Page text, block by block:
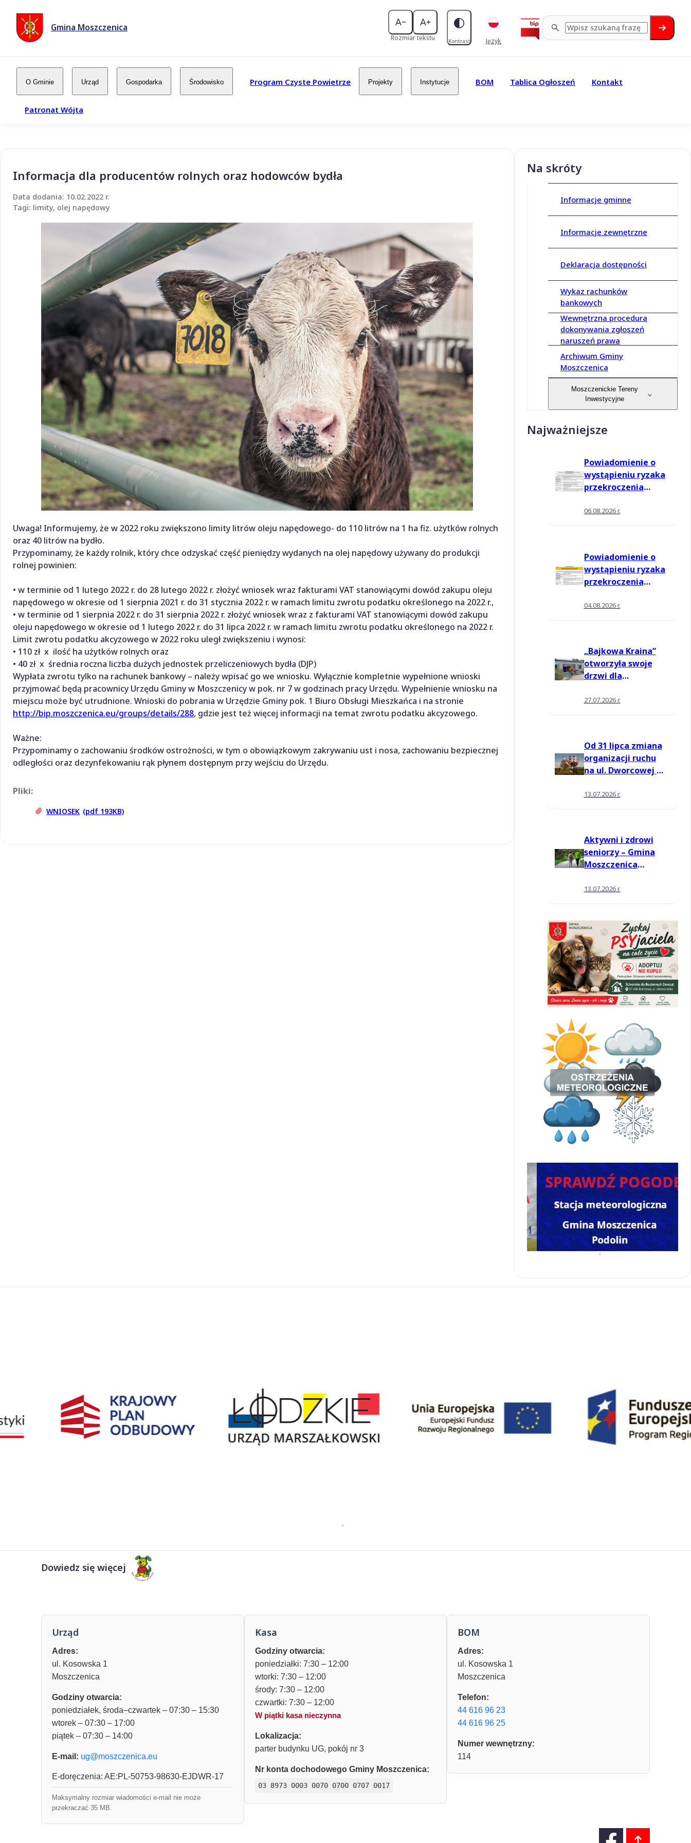
Gmina Moszczenica
Rozmiar tekstu Kontrast Język
O Gminie Urząd Gospodarka Środowisko Program Czyste Powietrze Projekty Instytucje BOM Tablica Ogłoszeń Kontakt
Patronat Wójta
Informacja dla producentów rolnych oraz hodowców bydła
Data dodania: 10.02.2022 r.
Tagi: limity, olej napędowy
Uwaga! Informujemy, że w 2022 roku zwiększono limity litrów oleju napędowego- do 110 litrów na 1 ha fiz. użytków rolnych
oraz 40 litrów na bydło.
Przypominamy, że każdy rolnik, który chce odzyskać część pieniędzy wydanych na olej napędowy używany do produkcji
rolnej powinien:
• w terminie od 1 lutego 2022 r. do 28 lutego 2022 r. złożyć wniosek wraz fakturami VAT stanowiącymi dowód zakupu oleju
napędowego w okresie od 1 sierpnia 2021 r. do 31 stycznia 2022 r. w ramach limitu zwrotu podatku określonego na 2022 r.,
• w terminie od 1 sierpnia 2022 r. do 31 sierpnia 2022 r. złożyć wniosek wraz z fakturami VAT stanowiącymi dowód zakupu
oleju napędowego w okresie od 1 lutego 2022 r. do 31 lipca 2022 r. w ramach limitu zwrotu podatku określonego na 2022 r.
Limit zwrotu podatku akcyzowego w 2022 roku uległ zwiększeniu i wynosi:
• 110 zł x ilość ha użytków rolnych oraz
• 40 zł x średnia roczna liczba dużych jednostek przeliczeniowych bydła (DJP)
Wypłata zwrotu tylko na rachunek bankowy – należy wpisać go we wniosku. Wyłącznie kompletnie wypełnione wnioski
przyjmować będą pracownicy Urzędu Gminy w Moszczenicy w pok. nr 7 w godzinach pracy Urzędu. Wypełnienie wniosku na
miejscu może być utrudnione. Wnioski do pobrania w Urzędzie Gminy pok. 1 Biuro Obsługi Mieszkańca i na stronie
http://bip.moszczenica.eu/groups/details/288, gdzie jest też więcej informacji na temat zwrotu podatku akcyzowego.
Ważne:
Przypominamy o zachowaniu środków ostrożności, w tym o obowiązkowym zakrywaniu ust i nosa, zachowaniu bezpiecznej
odległości oraz dezynfekowaniu rąk płynem dostępnym przy wejściu do Urzędu.
Pliki:
WNIOSEK (pdf 193KB)
Na skróty
Informacje gminne
Informacje zewnętrzne
Deklaracja dostępności
Wykaz rachunków
bankowych
Wewnętrzna procedura
dokonywania zgłoszeń
naruszeń prawa
Archiwum Gminy
Moszczenica
Moszczenickie Tereny
Inwestycyjne
Najważniejsze
Powiadomienie o
wystąpieniu ryzaka
przekroczenia
informowania dla
06.08.2026 r.
Powiadomienie o
wystąpieniu ryzaka
przekroczenia
informowania dla
04.08.2026 r.
„Bajkowa Kraina”
otworzyła swoje
drzwi dla
27.07.2026 r.
Od 31 lipca zmiana
organizacji ruchu
na ul. Dworcowej w
13.07.2026 r.
Aktywni i zdrowi
seniorzy – Gmina
Moszczenica
na nowe zajęcia
13.07.2026 r.
Dowiedz się więcej
Urząd
Adres:
ul. Kosowska 1
Moszczenica
Godziny otwarcia:
poniedziałek, środa–czwartek – 07:30 – 15:30
wtorek – 07:30 – 17:00
piątek – 07:30 – 14:00
E-mail: ug@moszczenica.eu
E-doręczenia: AE:PL-50753-98630-EJDWR-17
Maksymalny rozmiar wiadomości e-mail nie może
przekraczać 35 MB.
Kasa
Godziny otwarcia:
poniedziałki: 7:30 – 12:00
wtorki: 7:30 – 12:00
środy: 7:30 – 12:00
czwartki: 7:30 – 12:00
W piątki kasa nieczynna
Lokalizacja:
parter budynku UG, pokój nr 3
Nr konta dochodowego Gminy Moszczenica:
03 8973 0003 0070 0700 0707 0017
BOM
Adres:
ul. Kosowska 1
Moszczenica
Telefon:
44 616 96 23
44 616 96 25
Numer wewnętrzny:
114